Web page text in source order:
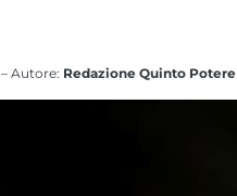
– Autore: Redazione Quinto Potere